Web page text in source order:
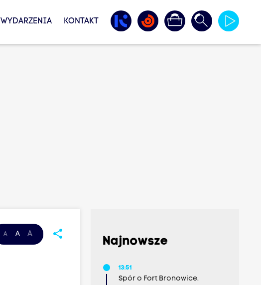
WYDARZENIA KONTAKT
A A A share
Najnowsze
13:51
Spór o Fort Bronowice.